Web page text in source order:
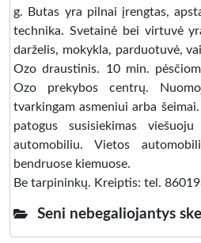
g. Butas yra pilnai įrengtas,
technika. Svetainė bei virtuvė
darželis, mokykla, parduotuvė,
Ozo draustinis. 10 min.
Ozo prekybos centrų.
tvarkingam asmeniui arba
patogus susisiekimas
automobiliu. Vietos
bendruose kiemuose.
Be tarpininkų. Kreiptis: tel.
Seni nebegaliojantys